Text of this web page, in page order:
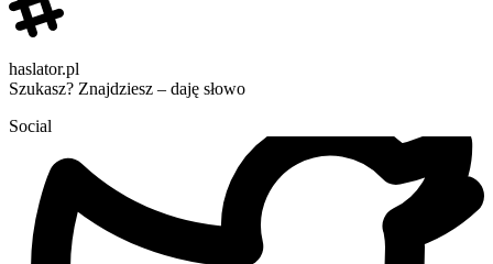
haslator.pl
Szukasz? Znajdziesz – daję słowo
Social